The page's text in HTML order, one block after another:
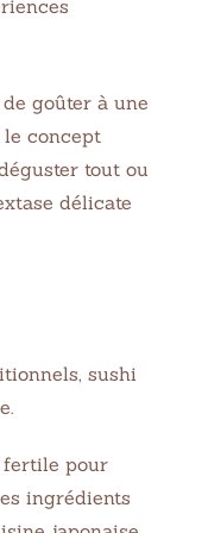
goûter à une
le concept
tout ou
délicate
fertile pour
ingrédients